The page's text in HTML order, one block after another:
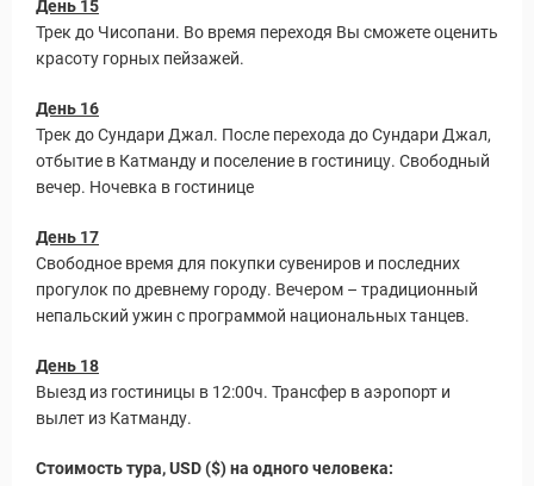
День 15
Трек до Чисопани. Во время переходя Вы сможете оценить
красоту горных пейзажей.
День 16
Трек до Сундари Джал. После перехода до Сундари Джал,
отбытие в Катманду и поселение в гостиницу. Свободный
вечер. Ночевка в гостинице
День 17
Свободное время для покупки сувениров и последних
прогулок по древнему городу. Вечером – традиционный
непальский ужин с программой национальных танцев.
День 18
Выезд из гостиницы в 12:00ч. Трансфер в аэропорт и
вылет из Катманду.
Стоимость тура, USD ($)на одного человека: